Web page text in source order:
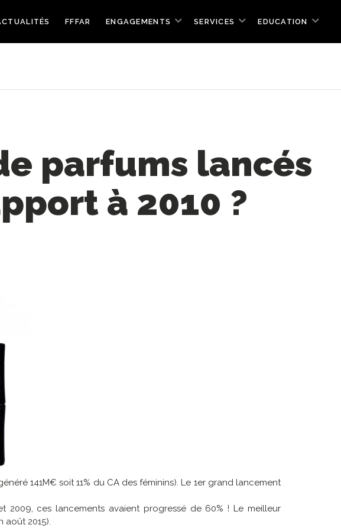
FFFAR ENGAGEMENTS SERVICES EDUCATION
parfums lancés
à 2010 ?
141M€ soit 11% du CA des féminins). Le 1er grand lancement
2009, ces lancements avaient progressé de 60% ! Le meilleur
août 2015).